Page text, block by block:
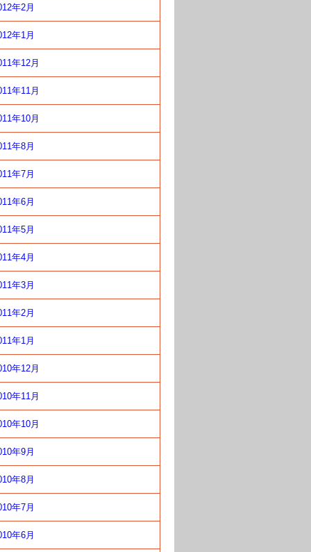
年2月
年1月
年12月
年11月
年10月
年8月
年7月
年6月
年5月
年4月
年3月
年2月
年1月
年12月
年11月
年10月
年9月
年8月
年7月
年6月